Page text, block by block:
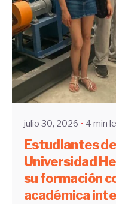
Enviado por
UHE
julio 30, 2026 4 min
Estudiantes
Universidad
su formación
académica